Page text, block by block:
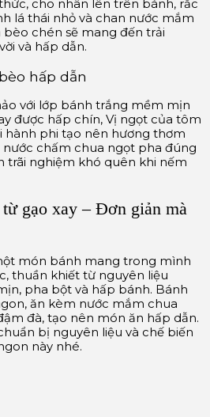
cho nhân lên trên bánh, rắc
lá thái nhỏ và chan nước mắm
chén sẽ mang đến trải
và hấp dẫn.
hấp dẫn
với lớp bánh trắng mềm mịn
được hấp chín, Vị ngọt của tôm
hành phi tạo nên hương thơm
chấm chua ngọt pha đúng
trãi nghiệm khó quên khi nếm
gạo xay – Đơn giản mà
món bánh mang trong mình
thuần khiết từ nguyên liệu
pha bột và hấp bánh. Bánh
ăn kèm nước mắm chua
đà, tạo nên món ăn hấp dẫn.
bị nguyên liệu và chế biến
này nhé.